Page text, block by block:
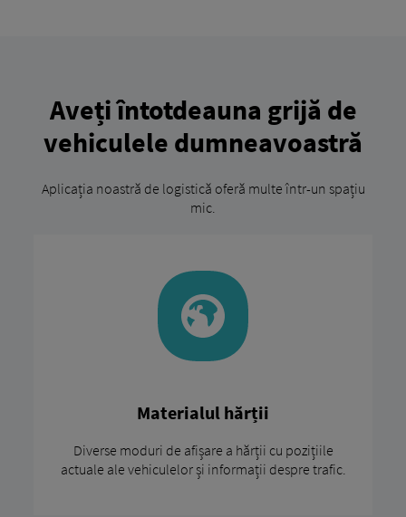
Aveți întotdeauna grijă de
vehiculele dumneavoastră
Aplicația noastră de logistică oferă multe într-un spațiu
mic.
Materialul hărții
Diverse moduri de afișare a hărții cu pozițiile
actuale ale vehiculelor și informații despre trafic.